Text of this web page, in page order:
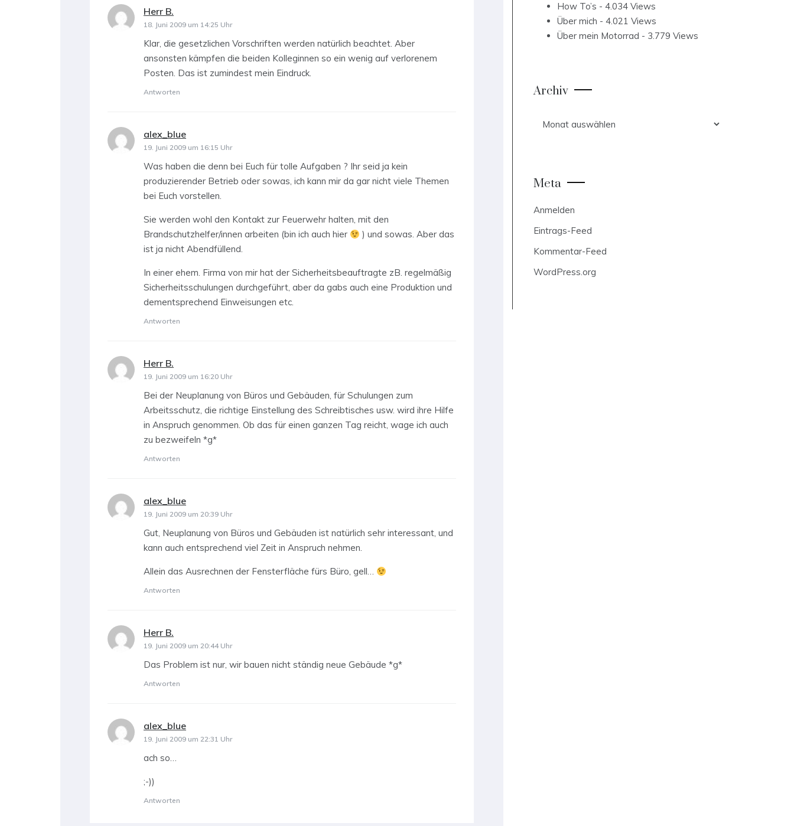
Herr B.
18. Juni 2009 um 14:25 Uhr
Klar, die gesetzlichen Vorschriften werden natürlich beachtet. Aber
ansonsten kämpfen die beiden Kolleginnen so ein wenig auf verlorenem
Posten. Das ist zumindest mein Eindruck.
Antworten
alex_blue
19. Juni 2009 um 16:15 Uhr
Was haben die denn bei Euch für tolle Aufgaben ? Ihr seid ja kein
produzierender Betrieb oder sowas, ich kann mir da gar nicht viele Themen
bei Euch vorstellen.
Sie werden wohl den Kontakt zur Feuerwehr halten, mit den
Brandschutzhelfer/innen arbeiten (bin ich auch hier
) und sowas. Aber das
ist ja nicht Abendfüllend.
In einer ehem. Firma von mir hat der Sicherheitsbeauftragte zB. regelmäßig
Sicherheitsschulungen durchgeführt, aber da gabs auch eine Produktion und
dementsprechend Einweisungen etc.
Antworten
Herr B.
19. Juni 2009 um 16:20 Uhr
Bei der Neuplanung von Büros und Gebäuden, für Schulungen zum
Arbeitsschutz, die richtige Einstellung des Schreibtisches usw. wird ihre Hilfe
in Anspruch genommen. Ob das für einen ganzen Tag reicht, wage ich auch
zu bezweifeln *g*
Antworten
alex_blue
19. Juni 2009 um 20:39 Uhr
Gut, Neuplanung von Büros und Gebäuden ist natürlich sehr interessant, und
kann auch entsprechend viel Zeit in Anspruch nehmen.
Allein das Ausrechnen der Fensterfläche fürs Büro, gell…
Antworten
Herr B.
19. Juni 2009 um 20:44 Uhr
Das Problem ist nur, wir bauen nicht ständig neue Gebäude *g*
Antworten
alex_blue
19. Juni 2009 um 22:31 Uhr
ach so…
;-))
Antworten
How To’s - 4.034 Views
Über mich - 4.021 Views
Über mein Motorrad - 3.779 Views
Archiv
Meta
Anmelden
Eintrags-Feed
Kommentar-Feed
WordPress.org